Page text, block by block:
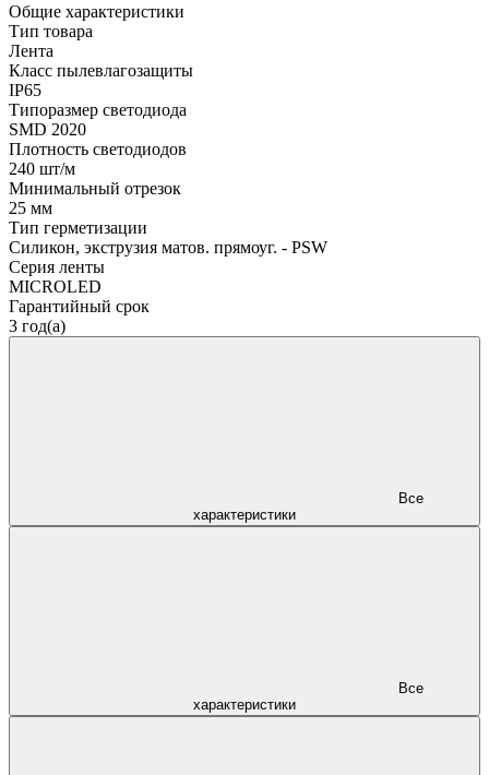
Общие характеристики
Тип товара
Лента
Класс пылевлагозащиты
IP65
Типоразмер светодиода
SMD 2020
Плотность светодиодов
240 шт/м
Минимальный отрезок
25 мм
Тип герметизации
Силикон, экструзия матов. прямоуг. - PSW
Серия ленты
MICROLED
Гарантийный срок
3 год(а)
характеристики
характеристики